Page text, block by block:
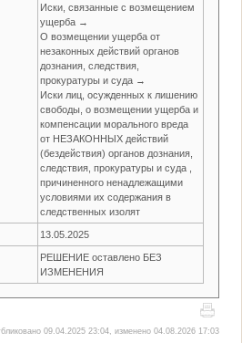
Иски, связанные с возмещением
ущерба →
О возмещении ущерба от
незаконных действий органов
дознания, следствия,
прокуратуры и суда →
Иски лиц, осужденных к лишению
свободы, о возмещении ущерба и
компенсации морального вреда
от НЕЗАКОННЫХ действий
(бездействия) органов дознания,
следствия, прокуратуры и суда ,
причиненного ненадлежащими
условиями их содержания в
следственных изолят
13.05.2025
РЕШЕНИЕ оставлено БЕЗ
ИЗМЕНЕНИЯ
09.04.2025 23:04, изменено 04.08.2026 17:03